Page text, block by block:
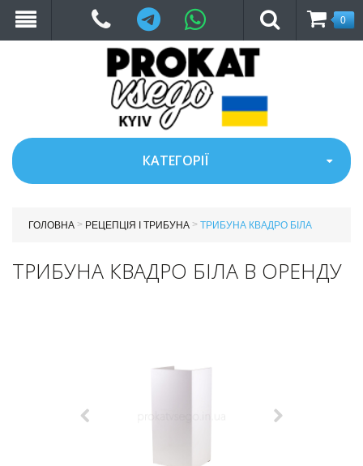
Telegram
0
КАТЕГОРІЇ
ГОЛОВНА > РЕЦЕПЦІЯ І ТРИБУНА > ТРИБУНА КВАДРО БІЛА
ТРИБУНА КВАДРО БІЛА В ОРЕНДУ